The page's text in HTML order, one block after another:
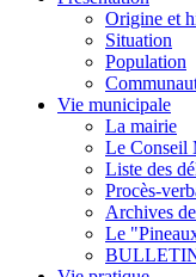
Origine et
Situation
Population
Vie municipale
La mairie
Le Conseil
Liste des
Procès-
Archives
Le